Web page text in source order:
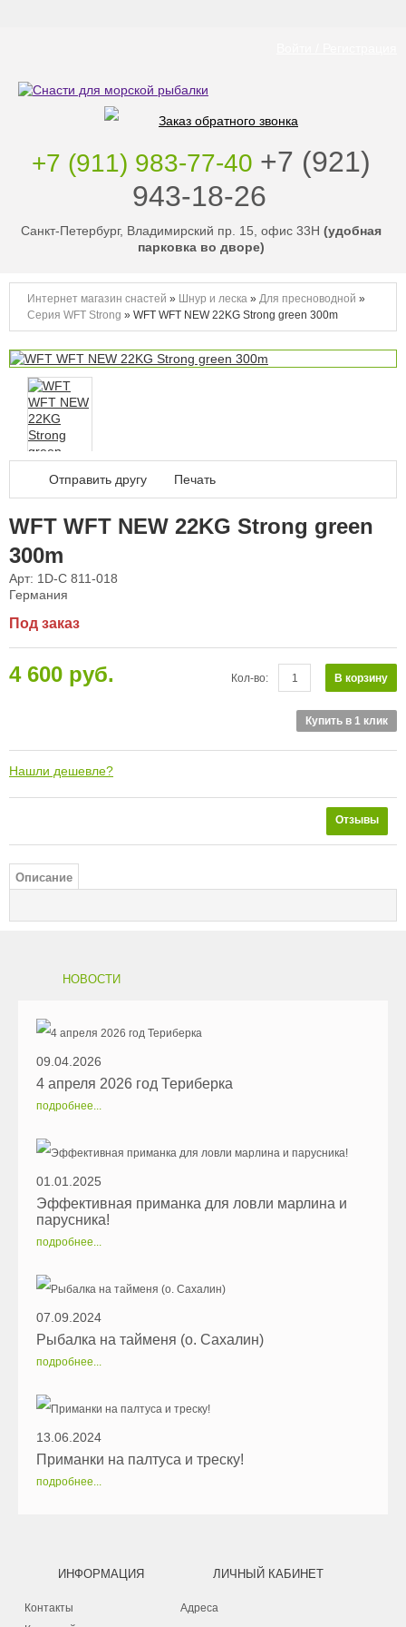
Заказ обратного звонка
+7 (911) 983-77-40 ‭+7 (921)
943-18-26
Санкт-Петербург, Владимирский пр. 15, офис 33Н (удобная
парковка во дворе)
Интернет магазин снастей » Шнур и леска » Для пресноводной »
Серия WFT Strong » WFT WFT NEW 22KG Strong green 300m
Отправить другу
Печать
WFT WFT NEW 22KG Strong green
300m
Арт: 1D-C 811-018
Германия
Под заказ
4 600 руб. В корзину
Кол-во:
Купить в 1 клик
Нашли дешевле?
Отзывы
Описание
НОВОСТИ
09.04.2026
4 апреля 2026 год Териберка
подробнее...
01.01.2025
Эффективная приманка для ловли марлина и
парусника!
подробнее...
07.09.2024
Рыбалка на тайменя (о. Сахалин)
подробнее...
13.06.2024
Приманки на палтуса и треску!
подробнее...
ИНФОРМАЦИЯ
Контакты
ЛИЧНЫЙ КАБИНЕТ
Адреса